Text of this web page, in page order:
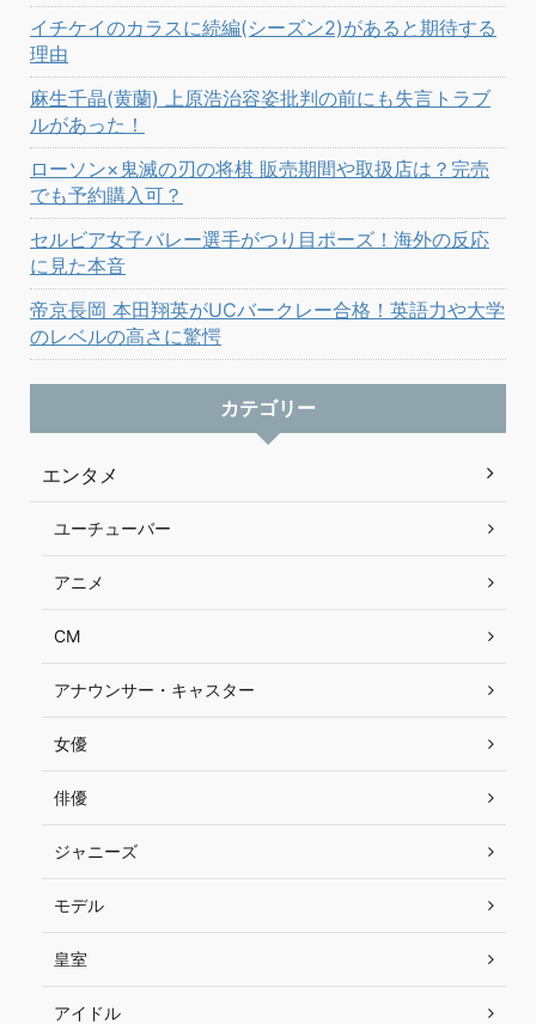
イチケイのカラスに続編(シーズン2)があると期待する
理由
麻生千晶(黄蘭) 上原浩治容姿批判の前にも失言トラブ
ルがあった！
ローソン×鬼滅の刃の将棋 販売期間や取扱店は？完売
でも予約購入可？
セルビア女子バレー選手がつり目ポーズ！海外の反応
に見た本音
帝京長岡 本田翔英がUCバークレー合格！英語力や大学
のレベルの高さに驚愕
カテゴリー
エンタメ
ユーチューバー
アニメ
CM
アナウンサー・キャスター
女優
俳優
ジャニーズ
モデル
皇室
アイドル